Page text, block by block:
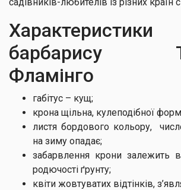
Характеристики
барбарису
Фламінго
габітус – кущ;
крона щільна, кулеподібної
листя бордового кольору,
на зиму опадає;
забарвлення крони залежить
родючості ґрунту;
квіти жовтуватих відтінків,